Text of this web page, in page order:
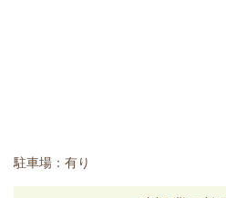
駐車場：有り